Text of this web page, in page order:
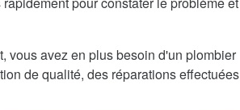
vous avez en plus besoin d'un plombier
de qualité, des réparations effectuées